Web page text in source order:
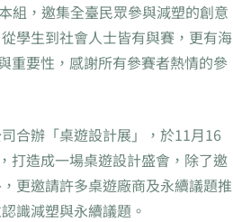
組，邀集全臺民眾參與減塑的創意
學生到社會人士皆有與賽，更有海
重要性，感謝所有參賽者熱情的參
合辦「桌遊設計展」，於11月16
打造成一場桌遊設計盛會，除了邀
更邀請許多桌遊廠商及永續議題推
識減塑與永續議題。